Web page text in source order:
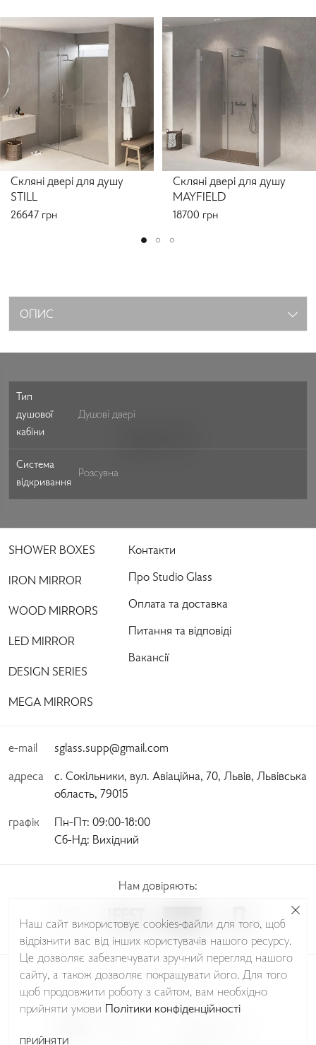
Скляні двері для душу
STILL
26647 грн
Скляні двері для душу
MAYFIELD
18700 грн
ОПИС
Тип
душової
кабіни
Душові двері
Система
відкривання
Розсувна
SHOWER BOXES
IRON MIRROR
WOOD MIRRORS
LED MIRROR
DESIGN SERIES
MEGA MIRRORS
Контакти
Про Studio Glass
Оплата та доставка
Питання та відповіді
Вакансії
e-mail sglass.supp@gmail.com
адреса
с. Сокільники, вул. Авіаційна, 70, Львів, Львівська
область, 79015
графік Пн-Пт: 09:00-18:00
Сб-Нд: Вихідний
Нам довіряють:
© Sudio Glass 2026
Політика Конфіденційності
Наш сайт використовує cookies-файли для того, щоб
відрізнити вас від інших користувачів нашого ресурсу.
Це дозволяє забезпечувати зручний перегляд нашого
сайту, а також дозволяє покращувати його. Для того
щоб продовжити роботу з сайтом, вам необхідно
прийняти умови Політики конфіденційності
ПРИЙНЯТИ